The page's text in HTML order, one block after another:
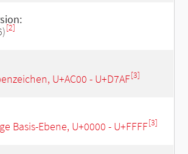
[2]
U+AC00 - U+D7AF[3]
Basis-Ebene, U+0000 - U+FFFF[3]